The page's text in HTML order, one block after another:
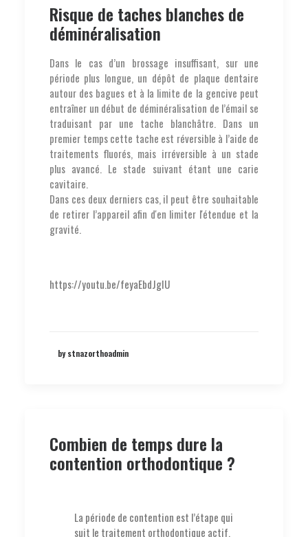
Risque de taches blanches de
déminéralisation
Dans le cas d’un brossage insuffisant, sur une
période plus longue, un dépôt de plaque dentaire
autour des bagues et à la limite de la gencive peut
entraîner un début de déminéralisation de l’émail se
traduisant par une tache blanchâtre. Dans un
premier temps cette tache est réversible à l’aide de
traitements fluorés, mais irréversible à un stade
plus avancé. Le stade suivant étant une carie
cavitaire.
Dans ces deux derniers cas, il peut être souhaitable
de retirer l’appareil afin d'en limiter l'étendue et la
gravité.
https://youtu.be/feyaEbdJgIU
by stnazorthoadmin
Combien de temps dure la
contention orthodontique ?
La période de contention est l’étape qui
suit le traitement orthodontique actif.